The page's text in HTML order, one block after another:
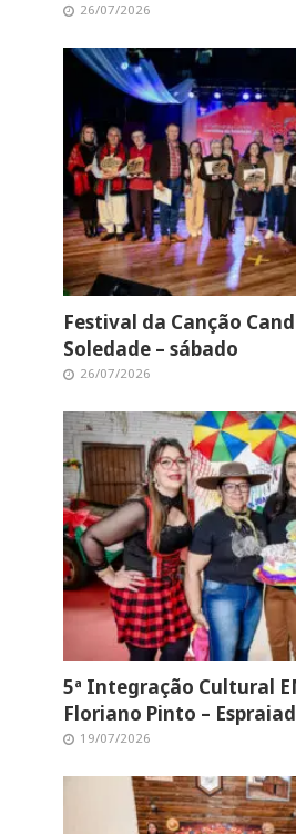
26/07/2026
Festival da Canção
Soledade – sábado
26/07/2026
5ª Integração Cultural
Floriano Pinto –
19/07/2026